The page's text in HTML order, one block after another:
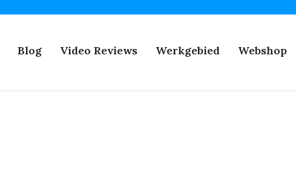
Blog Video Reviews Werkgebied Webshop